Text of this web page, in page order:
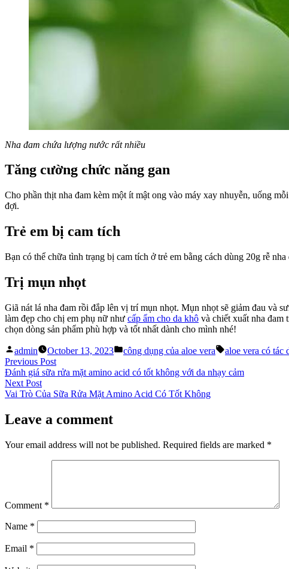
Nha đam chứa lượng nước rất nhiều
Tăng cường chức năng gan
Cho phần thịt nha đam kèm một ít mật ong vào máy xay nhuyễn, uống
đợi.
Trẻ em bị cam tích
Bạn có thể chữa tình trạng bị cam tích ở trẻ em bằng cách dùng 20g rễ
Trị mụn nhọt
Giã nát lá nha đam rồi đắp lên vị trí mụn nhọt. Mụn nhọt sẽ giảm đau và
làm đẹp cho chị em phụ nữ như cấp ẩm cho da khô và chiết xuất nha đam
chọn dòng sản phẩm phù hợp và tốt nhất dành cho mình nhé!
Posted
by
admin October 13, 2023
Posted
công dụng của aloe vera Tags:
aloe vera có tác
Post
navigation
Previous PostPrevious
post:
Đánh giá sữa rửa mặt amino acid có tốt không với da nhạy cảm
Next PostNext
post:
Vai Trò Của Sữa Rửa Mặt Amino Acid Có Tốt Không
Leave a comment
Your email address will not be published. Required fields are marked *
Comment *
Name *
Email *